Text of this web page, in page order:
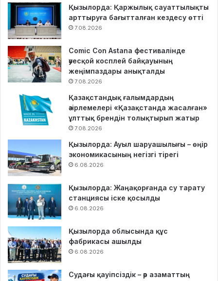
Қызылорда: Қаржылық сауаттылықты
арттыруға бағытталған кездесу өтті
7.08.2026
Comic Con Astana фестивалінде
әуесқой косплей байқауының
жеңімпаздары анықталды
7.08.2026
Қазақстандық ғалымдардың
әзірлемелері «Қазақстанда жасалған»
ұлттық брендін толықтырып жатыр
7.08.2026
Қызылорда: Ауыл шаруашылығы – өңір
экономикасының негізгі тірегі
6.08.2026
Қызылорда: Жаңақорғанда су тарату
станциясы іске қосылды
6.08.2026
Қызылорда облысында құс
фабрикасы ашылды
6.08.2026
Судағы қауіпсіздік – әр азаматтың